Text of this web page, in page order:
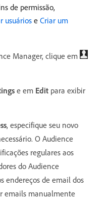
de permissão,
usuários e Criar um
Manager, clique em
e em Edit para exibir
, especifique seu novo
O Audience
regulares aos
do Audience
endereços de email dos
emails manualmente